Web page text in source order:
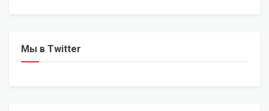
Мы в Twitter